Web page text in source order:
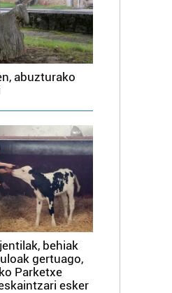
abuzturako
behiak
gertuago,
Parketxe
esker